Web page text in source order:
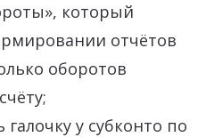
который
отчётов
оборотов
у субконто по